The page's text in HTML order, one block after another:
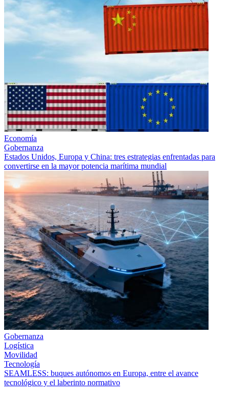
Economía
Gobernanza
Estados Unidos, Europa y China: tres estrategias enfrentadas para
convertirse en la mayor potencia marítima mundial
Gobernanza
Logística
Movilidad
Tecnología
SEAMLESS: buques autónomos en Europa, entre el avance
tecnológico y el laberinto normativo